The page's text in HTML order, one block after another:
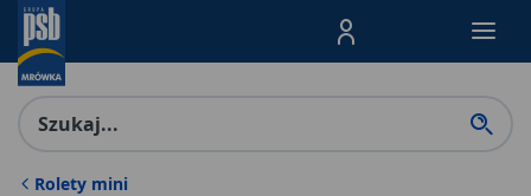
Menu Produktów,
Rolety mini